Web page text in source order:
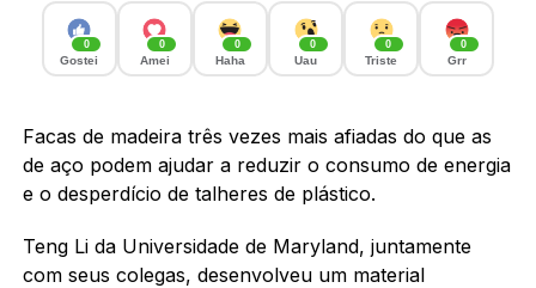
0
Gostei
0
Amei
0
Haha
0
Uau
0
Triste
0
Grr
Facas de madeira três vezes mais afiadas do que as
de aço podem ajudar a reduzir o consumo de energia
e o desperdício de talheres de plástico.
Teng Li da Universidade de Maryland, juntamente
com seus colegas, desenvolveu um material